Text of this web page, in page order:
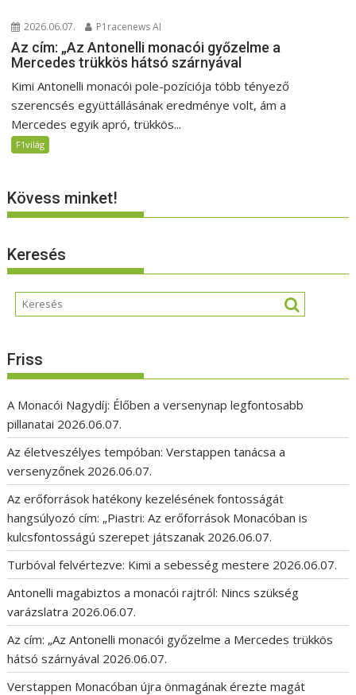
2026.06.07. P1racenews AI
Az cím: „Az Antonelli monacói győzelme a
Mercedes trükkös hátsó szárnyával
Kimi Antonelli monacói pole-pozíciója több tényező
szerencsés együttállásának eredménye volt, ám a
Mercedes egyik apró, trükkös...
F1világ
Kövess minket!
Keresés
Friss
A Monacói Nagydíj: Élőben a versenynap legfontosabb
pillanatai 2026.06.07.
Az életveszélyes tempóban: Verstappen tanácsa a
versenyzőnek 2026.06.07.
Az erőforrások hatékony kezelésének fontosságát
hangsúlyozó cím: „Piastri: Az erőforrások Monacóban is
kulcsfontosságú szerepet játszanak 2026.06.07.
Turbóval felvértezve: Kimi a sebesség mestere 2026.06.07.
Antonelli magabiztos a monacói rajtról: Nincs szükség
varázslatra 2026.06.07.
Az cím: „Az Antonelli monacói győzelme a Mercedes trükkös
hátsó szárnyával 2026.06.07.
Verstappen Monacóban újra önmagának érezte magát